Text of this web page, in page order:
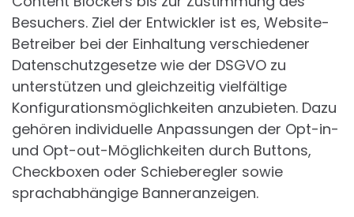
Besuchers. Ziel der Entwickler ist es, Website-
Betreiber bei der Einhaltung verschiedener
Datenschutzgesetze wie der DSGVO zu
unterstützen und gleichzeitig vielfältige
Konfigurationsmöglichkeiten anzubieten. Dazu
gehören individuelle Anpassungen der Opt-in-
und Opt-out-Möglichkeiten durch Buttons,
Checkboxen oder Schieberegler sowie
sprachabhängige Banneranzeigen.